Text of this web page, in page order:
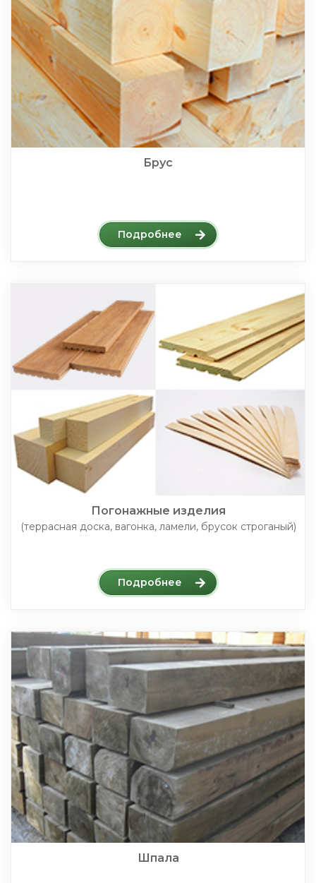
Брус
Подробнее
Погонажные изделия
(террасная доска, вагонка, ламели, брусок строганый)
Подробнее
Шпала